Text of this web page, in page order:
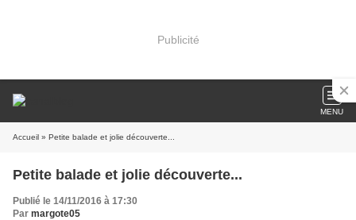
Publicité
MENU
Accueil » Petite balade et jolie découverte...
Petite balade et jolie découverte...
Publié le 14/11/2016 à 17:30
Par margote05